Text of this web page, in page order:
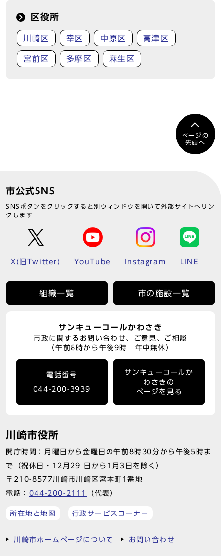
区役所
川崎区 幸区 中原区 高津区
宮前区 多摩区 麻生区
ページの
先頭へ
市公式SNS
SNSボタンをクリックすると別ウィンドウを開いて外部サイトへリン
クします
X(旧Twitter) YouTube Instagram LINE
組織一覧 市の施設一覧
サンキューコールかわさき
市政に関するお問い合わせ、ご意見、ご相談
（午前8時から午後9時 年中無休）
電話番号
044-200-3939
サンキューコールか
わさきの
ページを見る
川崎市役所
開庁時間：月曜日から金曜日の午前8時30分から午後5時ま
で（祝休日・12月29 日から1月3日を除く）
〒210-8577川崎市川崎区宮本町1番地
電話： 044-200-2111 （代表）
所在地と地図 行政サービスコーナー
川崎市ホームページについて お問い合わせ